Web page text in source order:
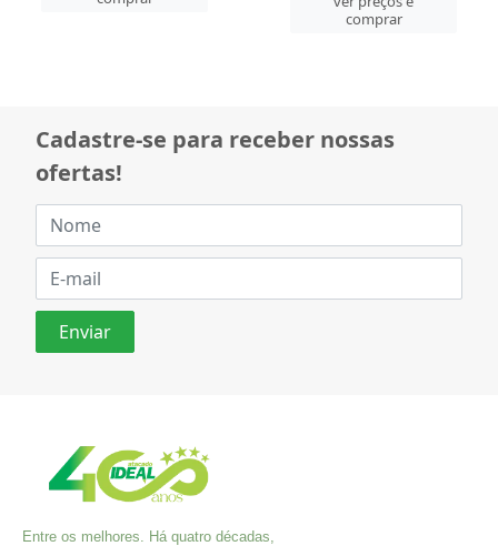
comprar
Cadastre-se para receber nossas
ofertas!
Entre os melhores. Há quatro décadas,